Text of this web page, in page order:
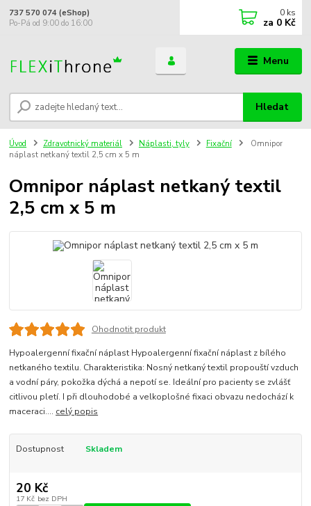
Menu
Hledat
737 570 074 (eShop)
Po-Pá od 9:00 do 16:00
0 ks
za 0 Kč
Úvod Zdravotnický materiál Náplasti, tyly Fixační
Omnipor
náplast netkaný textil 2,5 cm x 5 m
Omnipor náplast netkaný textil
2,5 cm x 5 m
Ohodnotit produkt
Hypoalergenní fixační náplast Hypoalergenní fixační náplast z bílého
netkaného textilu. Charakteristika: Nosný netkaný textil propouští vzduch
a vodní páry, pokožka dýchá a nepotí se. Ideální pro pacienty se zvlášť
citlivou pletí. I při dlouhodobé a velkoplošné fixaci obvazu nedochází k
maceraci.... celý popis
Dostupnost Skladem
20 Kč
17 Kč bez DPH